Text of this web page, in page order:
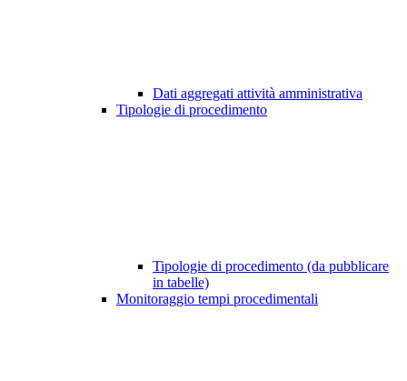
Dati aggregati attività amministrativa
Tipologie di procedimento
Tipologie di procedimento (da pubblicare
in tabelle)
Monitoraggio tempi procedimentali